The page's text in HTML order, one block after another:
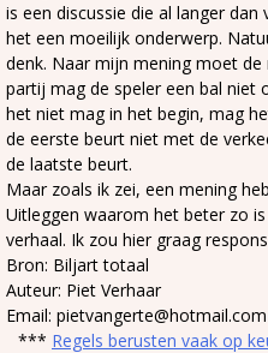
is een discussie die al langer
het een moeilijk onderwerp.
denk. Naar mijn mening moet de
partij mag de speler een bal niet
het niet mag in het begin, mag
de eerste beurt niet met de
de laatste beurt.
Maar zoals ik zei, een mening
Uitleggen waarom het beter zo
verhaal. Ik zou hier graag
Bron: Biljart totaal
Auteur: Piet Verhaar
Email: pietvangerte@hotmail.com
*** Regels berusten vaak op